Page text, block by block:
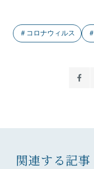
＃ コロナウィルス ＃
関連する記事